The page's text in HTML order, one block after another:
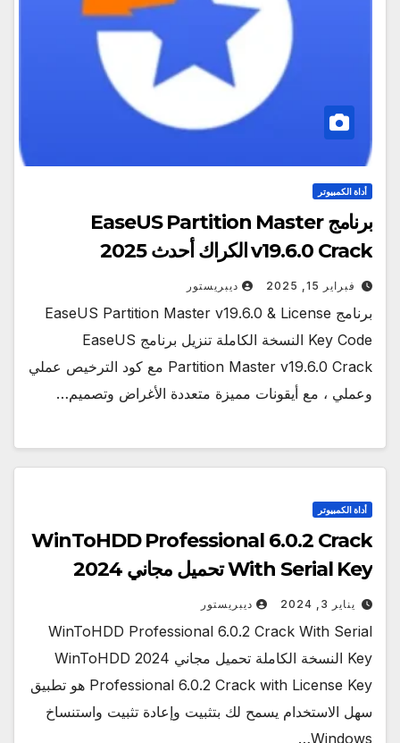
أداة الكمبيوتر
برنامج EaseUS Partition Master
v19.6.0 Crack الكراك أحدث 2025
فبراير 15, 2025 ديبريستور
برنامج EaseUS Partition Master v19.6.0 & License
Key Code النسخة الكاملة تنزيل برنامج EaseUS
Partition Master v19.6.0 Crack مع كود الترخيص عملي
وعملي ، مع أيقونات مميزة متعددة الأغراض وتصميم…
أداة الكمبيوتر
WinToHDD Professional 6.0.2 Crack
With Serial Key تحميل مجاني 2024
يناير 3, 2024 ديبريستور
WinToHDD Professional 6.0.2 Crack With Serial
Key النسخة الكاملة تحميل مجاني 2024 WinToHDD
Professional 6.0.2 Crack with License Key هو تطبيق
سهل الاستخدام يسمح لك بتثبيت وإعادة تثبيت واستنساخ
Windows…